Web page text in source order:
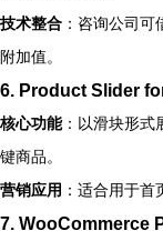
技术整合 ：咨询公司
附加值。
6. Product Slider
核心功能：以滑块形式
键商品。
营销应用 ：适合用于
7. WooCommerce